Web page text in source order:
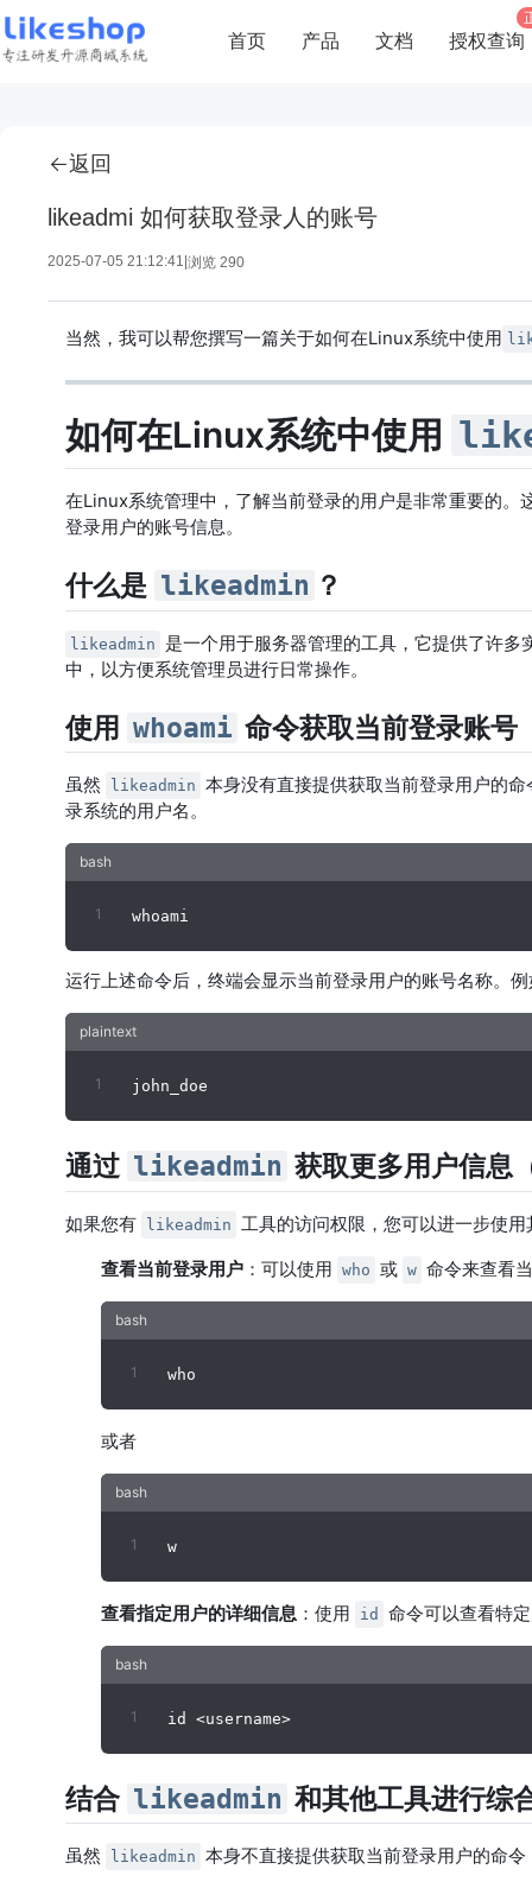
首页 产品 文档 授权查询
返回
likeadmi 如何获取登录人的账号
2025-07-05 21:12:41 浏览 290
当然，我可以帮您撰写一篇关于如何在Linux系统中使用
如何在Linux系统中使用
在Linux系统管理中，了解当前登录的用户是非常重要的
登录用户的账号信息。
什么是 likeadmin ？
likeadmin
是一个用于服务器管理的工具，它提供了许
中，以方便系统管理员进行日常操作。
使用 whoami 命令获取当前登录账号
虽然 likeadmin 本身没有直接提供获取当前登录用户的
录系统的用户名。
运行上述命令后，终端会显示当前登录用户的账号名称。
通过 likeadmin 获取更多用户信息
如果您有 likeadmin
工具的访问权限，您可以进一步使
查看当前登录用户 ：可以使用 who 或 w 命令来查看
或者
查看指定用户的详细信息 ：使用 id 命令可以查看特
结合 likeadmin 和其他工具进行综
虽然 likeadmin 本身不直接提供获取当前登录用户的命